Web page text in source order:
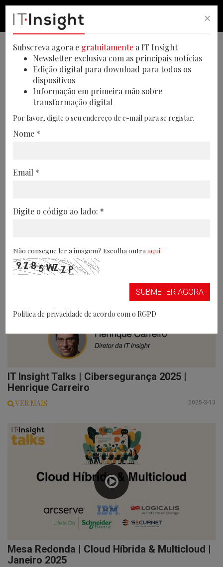
VIDEOS ITINSIGHT
Março 2025
IT Insight Talks | Cibersegurança 2025 |
Henrique Carreiro
2025-3-13
VER MAIS
Mesa Redonda | Cloud Híbrida & Multicloud |
Janeiro 2025
×
Subscreva agora e gratuitamente a IT Insight
Newsletter exclusiva com as principais notícias
Edição digital para download para todos os
dispositivos
Informação em primeira mão sobre
transformação digital
Por favor, digite o seu endereço de e-mail para se registar.
Nome *
Email *
Digite o código ao lado: *
Não consegue ler a imagem? Escolha outra aqui
SUBMETER AGORA
Politica de privacidade de acordo com o RGPD